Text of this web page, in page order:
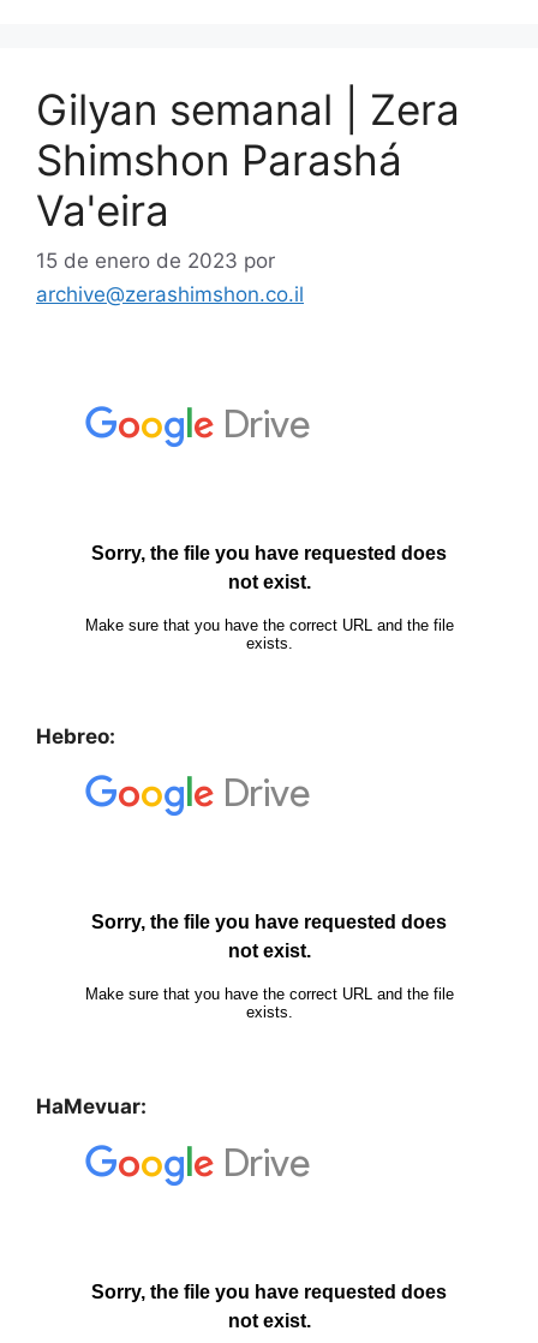
Gilyan semanal | Zera
Shimshon Parashá
Va'eira
15 de enero de 2023 por
archive@zerashimshon.co.il
Hebreo:
HaMevuar: